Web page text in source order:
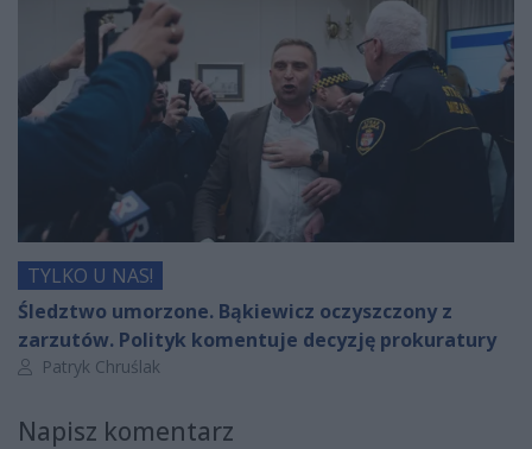
TYLKO U NAS!
Śledztwo umorzone. Bąkiewicz oczyszczony z
zarzutów. Polityk komentuje decyzję prokuratury
Autor artykułu:
Patryk Chruślak
Napisz komentarz